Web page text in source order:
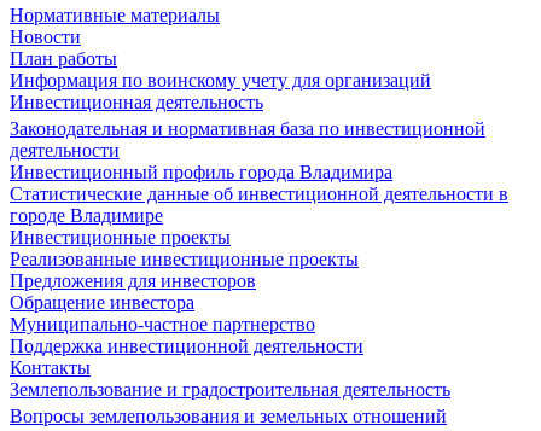
Нормативные материалы
Новости
План работы
Информация по воинскому учету для организаций
Инвестиционная деятельность
Законодательная и нормативная база по инвестиционной
деятельности
Инвестиционный профиль города Владимира
Статистические данные об инвестиционной деятельности в
городе Владимире
Инвестиционные проекты
Реализованные инвестиционные проекты
Предложения для инвесторов
Обращение инвестора
Муниципально-частное партнерство
Поддержка инвестиционной деятельности
Контакты
Землепользование и градостроительная деятельность
Вопросы землепользования и земельных отношений